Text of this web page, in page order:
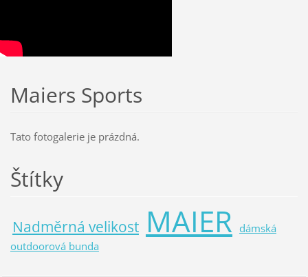
Maiers Sports
Tato fotogalerie je prázdná.
Štítky
Nadměrná velikost MAIER dámská
outdoorová bunda